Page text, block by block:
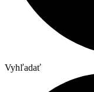
Vyhľadať